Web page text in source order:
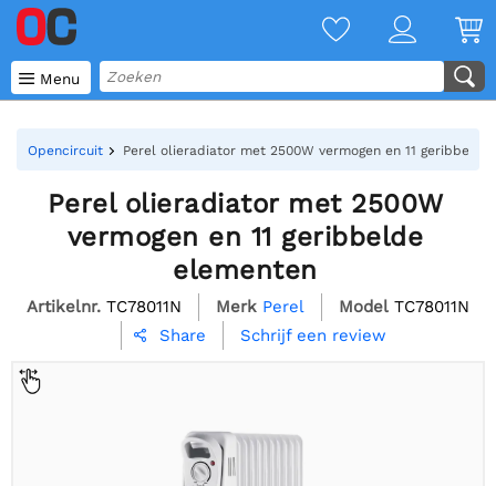
 Menu
Opencircuit Perel olieradiator met 2500W vermogen en 11 geribbelde
Perel olieradiator met 2500W
vermogen en 11 geribbelde
elementen
Artikelnr. TC78011N Merk Perel Model TC78011N
 Share Schrijf een review